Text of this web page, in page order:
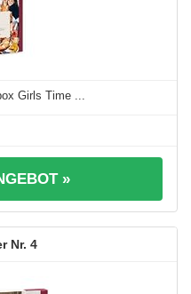
Girls Time ...
»
4